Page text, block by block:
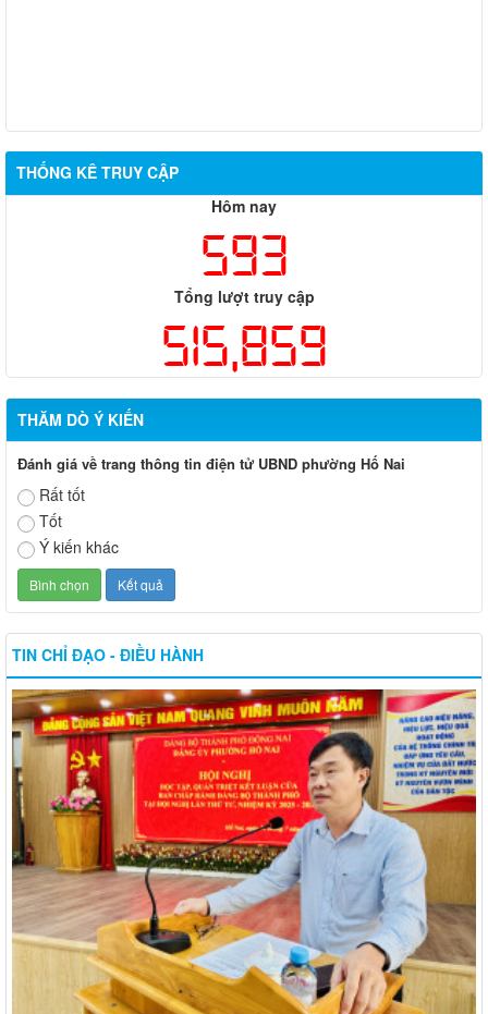
THỐNG KÊ TRUY CẬP
Hôm nay
593
Tổng lượt truy cập
515,859
THĂM DÒ Ý KIẾN
Đánh giá về trang thông tin điện tử UBND phường Hố Nai
Rất tốt
Tốt
Ý kiến khác
TIN CHỈ ĐẠO - ĐIỀU HÀNH